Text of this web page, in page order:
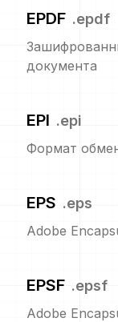
EPDF .epdf
документа
EPI .epi
Формат
EPS .eps
Adobe
EPSF .epsf
Adobe